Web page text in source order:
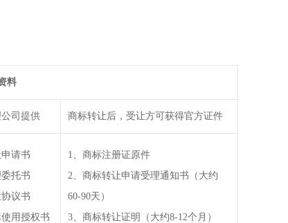
料
司提供 商标转让后，受让方可获得官方证件
请书
托书
议书
用授权书
1、商标注册证原件
2、商标转让申请受理通知书（大约
60-90天）
3、商标转让证明（大约8-12个月）